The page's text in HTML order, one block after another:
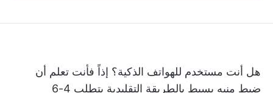
هل أنت مستخدم للهواتف الذكية؟ إذاً فأنت تعلم أن
ضبط منبه بسيط بالطريقة التقليدية يتطلب 4-6